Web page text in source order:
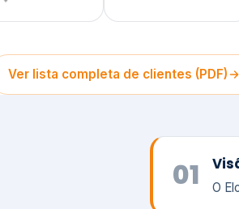
de gestão
com
01 O
02
Do